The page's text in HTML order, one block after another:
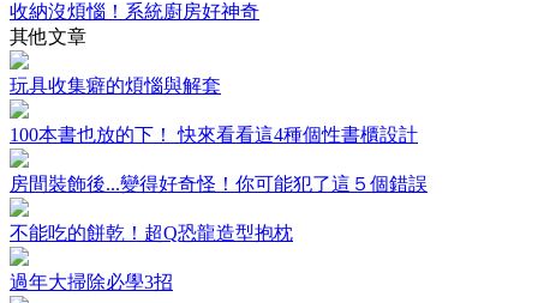
收納沒煩惱！系統廚房好神奇
其他文章
玩具收集癖的煩惱與解套
100本書也放的下！ 快來看看這4種個性書櫃設計
房間裝飾後...變得好奇怪！你可能犯了這５個錯誤
不能吃的餅乾！超Q恐龍造型抱枕
過年大掃除必學3招